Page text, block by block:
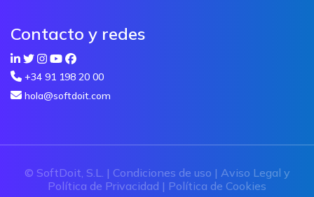
Contacto y redes
+34 91 198 20 00
hola@softdoit.com
© SoftDoit, S.L. | Condiciones de uso | Aviso Legal y
Política de Privacidad | Política de Cookies